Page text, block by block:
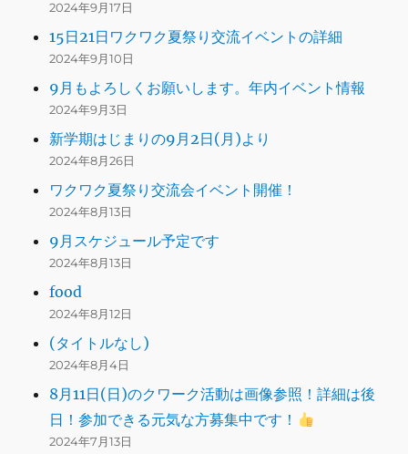
2024年9月17日
15日21日ワクワク夏祭り交流イベントの詳細
2024年9月10日
9月もよろしくお願いします。年内イベント情報
2024年9月3日
新学期はじまりの9月2日(月)より
2024年8月26日
ワクワク夏祭り交流会イベント開催！
2024年8月13日
9月スケジュール予定です
2024年8月13日
food
2024年8月12日
(タイトルなし)
2024年8月4日
8月11日(日)のクワーク活動は画像参照！詳細は後
日！参加できる元気な方募集中です！
2024年7月13日